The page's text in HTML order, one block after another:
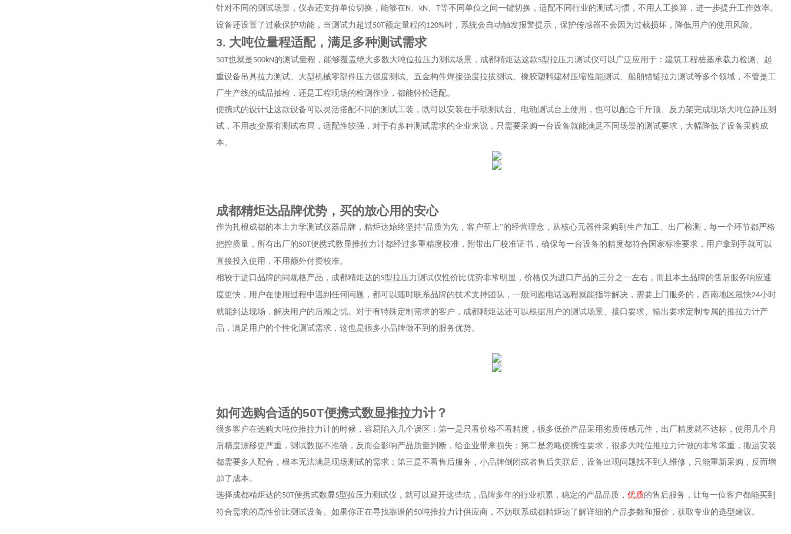
针对不同的测试场景，仪表还支持单位切换，能够在N、 kN、 T等不同单位之间一键切换，适配不同行业的测试习惯，不用人工换算，进一步提升工作效率。
设备还设置了过载保护功能，当测试力超过50T额定量程的120%时，系统会自动触发报警提示，保护传感器不会因为过载损坏，降低用户的使用风险。
3. 大吨位量程适配，满足多种测试需求
50T也就是500kN的测试量程，能够覆盖绝大多数大吨位拉压力测试场景，成都精炬达这款S型拉压力测试仪可以广泛应用于：建筑工程桩基承载力检测、起
重设备吊具拉力测试、大型机械零部件压力强度测试、五金构件焊接强度拉拔测试、橡胶塑料建材压缩性能测试、船舶锚链拉力测试等多个领域，不管是工
厂生产线的成品抽检，还是工程现场的检测作业，都能轻松适配。
便携式的设计让这款设备可以灵活搭配不同的测试工装，既可以安装在手动测试台、电动测试台上使用，也可以配合千斤顶、反力架完成现场大吨位静压测
试，不用改变原有测试布局，适配性较强，对于有多种测试需求的企业来说，只需要采购一台设备就能满足不同场景的测试要求，大幅降低了设备采购成
本。
成都精炬达品牌优势，买的放心用的安心
作为扎根成都的本土力学测试仪器品牌，精炬达始终坚持“品质为先，客户至上"的经营理念，从核心元器件采购到生产加工、出厂检测，每一个环节都严格
把控质量，所有出厂的50T便携式数显推拉力计都经过多重精度校准，附带出厂校准证书，确保每一台设备的精度都符合国家标准要求，用户拿到手就可以
直接投入使用，不用额外付费校准。
相较于进口品牌的同规格产品，成都精炬达的S型拉压力测试仪性价比优势非常明显，价格仅为进口产品的三分之一左右，而且本土品牌的售后服务响应速
度更快，用户在使用过程中遇到任何问题，都可以随时联系品牌的技术支持团队，一般问题电话远程就能指导解决，需要上门服务的，西南地区最快24小时
就能到达现场，解决用户的后顾之忧。对于有特殊定制需求的客户，成都精炬达还可以根据用户的测试场景、接口要求、输出要求定制专属的推拉力计产
品，满足用户的个性化测试需求，这也是很多小品牌做不到的服务优势。
如何选购合适的50T便携式数显推拉力计？
很多客户在选购大吨位推拉力计的时候，容易陷入几个误区：第一是只看价格不看精度，很多低价产品采用劣质传感元件，出厂精度就不达标，使用几个月
后精度漂移更严重，测试数据不准确，反而会影响产品质量判断，给企业带来损失；第二是忽略便携性要求，很多大吨位推拉力计做的非常笨重，搬运安装
都需要多人配合，根本无法满足现场测试的需求；第三是不看售后服务，小品牌倒闭或者售后失联后，设备出现问题找不到人维修，只能重新采购，反而增
加了成本。
选择成都精炬达的50T便携式数显S型拉压力测试仪，就可以避开这些坑，品牌多年的行业积累，稳定的产品品质， 优质的售后服务，让每一位客户都能买到
符合需求的高性价比测试设备。如果你正在寻找靠谱的50吨推拉力计供应商，不妨联系成都精炬达了解详细的产品参数和报价，获取专业的选型建议。